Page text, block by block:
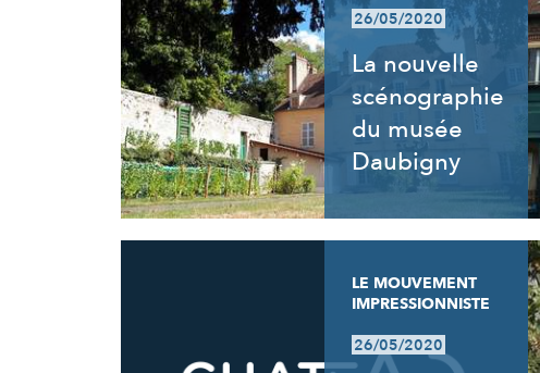
26/05/2020
La nouvelle
scénographie
du musée
Daubigny
LE MOUVEMENT
IMPRESSIONNISTE
26/05/2020